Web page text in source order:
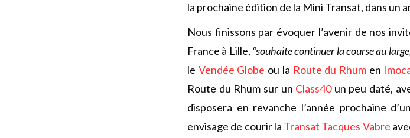
la prochaine édition de la Mini Transat, dans un
Nous finissons par évoquer l’avenir de nos
France à Lille, “souhaite continuer la course au
le Vendée Globe ou la Route du Rhumen
Route du Rhum sur un Class40un peu daté,
disposera en revanche l’année prochaine
envisage de courir la Transat Tacques Vabre